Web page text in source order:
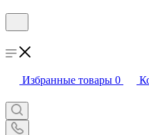
Избранные товары 0